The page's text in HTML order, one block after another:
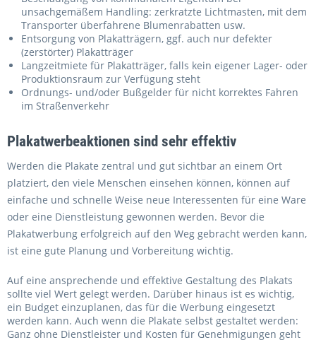
unsachgemäßem Handling: zerkratzte Lichtmasten, mit dem
Transporter überfahrene Blumenrabatten usw.
Entsorgung von Plakatträgern, ggf. auch nur defekter
(zerstörter) Plakatträger
Langzeitmiete für Plakatträger, falls kein eigener Lager- oder
Produktionsraum zur Verfügung steht
Ordnungs- und/oder Bußgelder für nicht korrektes Fahren
im Straßenverkehr
Plakatwerbeaktionen sind sehr effektiv
Werden die Plakate zentral und gut sichtbar an einem Ort
platziert, den viele Menschen einsehen können, können auf
einfache und schnelle Weise neue Interessenten für eine Ware
oder eine Dienstleistung gewonnen werden. Bevor die
Plakatwerbung erfolgreich auf den Weg gebracht werden kann,
ist eine gute Planung und Vorbereitung wichtig.
Auf eine ansprechende und effektive Gestaltung des Plakats
sollte viel Wert gelegt werden. Darüber hinaus ist es wichtig,
ein Budget einzuplanen, das für die Werbung eingesetzt
werden kann. Auch wenn die Plakate selbst gestaltet werden:
Ganz ohne Dienstleister und Kosten für Genehmigungen geht